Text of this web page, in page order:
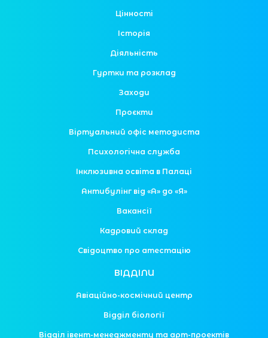
Цінності
Історія
Діяльність
Гуртки та розклад
Заходи
Проєкти
Віртуальний офіс методиста
Психологічна служба
Інклюзивна освіта в Палаці
Антибулінг від «А» до «Я»
Вакансії
Кадровий склад
Свідоцтво про атестацію
ВІДДІЛИ
Авіаційно-космічний центр
Відділ біології
Відділ івент-менеджменту та арт-проектів